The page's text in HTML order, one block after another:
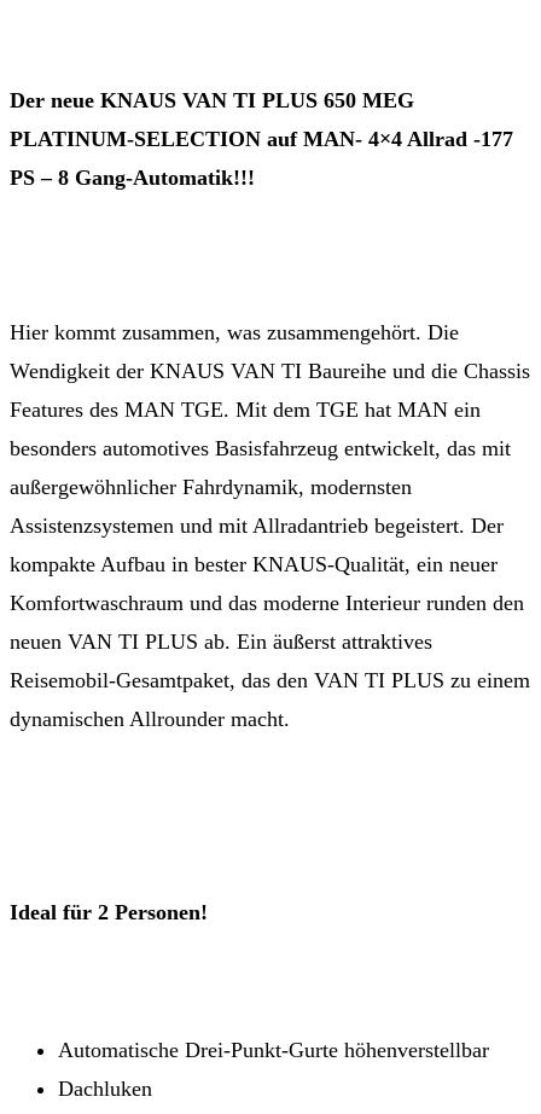
Der neue KNAUS VAN TI PLUS 650 MEG
PLATINUM-SELECTION auf MAN- 4×4 Allrad -177
PS – 8 Gang-Automatik!!!
Hier kommt zusammen, was zusammengehört. Die
Wendigkeit der KNAUS VAN TI Baureihe und die Chassis
Features des MAN TGE. Mit dem TGE hat MAN ein
besonders automotives Basisfahrzeug entwickelt, das mit
außergewöhnlicher Fahrdynamik, modernsten
Assistenzsystemen und mit Allradantrieb begeistert. Der
kompakte Aufbau in bester KNAUS‐Qualität, ein neuer
Komfortwaschraum und das moderne Interieur runden den
neuen VAN TI PLUS ab. Ein äußerst attraktives
Reisemobil‐Gesamtpaket, das den VAN TI PLUS zu einem
dynamischen Allrounder macht.
Ideal für 2 Personen!
Automatische Drei-Punkt-Gurte höhenverstellbar
Dachluken